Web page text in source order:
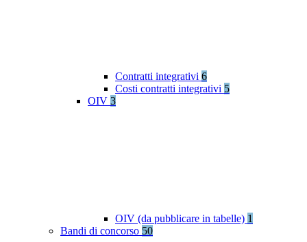
Contratti integrativi 6
Costi contratti integrativi 5
OIV 3
OIV (da pubblicare in tabelle) 1
Bandi di concorso 50